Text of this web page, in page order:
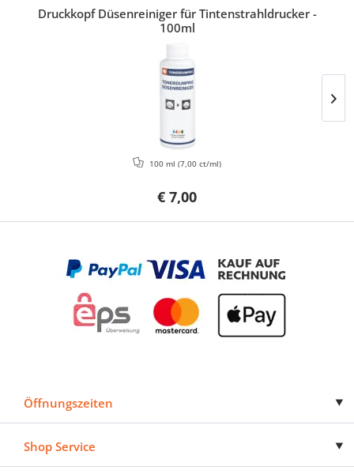
Druckkopf Düsenreiniger für Tintenstrahldrucker -
100ml
€ 7,00
100 ml (7,00 ct/ml)
Öffnungszeiten
Shop Service